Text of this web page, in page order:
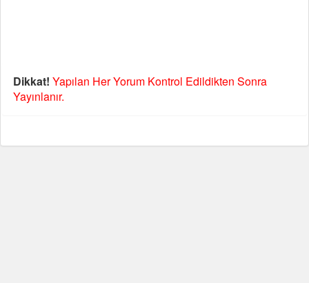
Dikkat! Yapılan Her Yorum Kontrol Edildikten Sonra
Yayınlanır.